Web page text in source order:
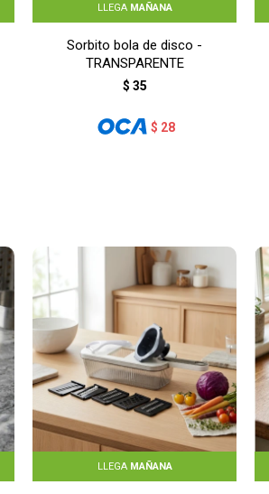
LLEGA MAÑANA
Sorbito bola de disco -
TRANSPARENTE
$ 35
$ 28
LLEGA MAÑANA